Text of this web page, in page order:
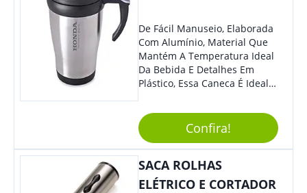
De Fácil Manuseio, Elaborada
Com Alumínio, Material Que
Mantém A Temperatura Ideal
Da Bebida E Detalhes Em
Plástico, Essa Caneca É Ideal
Estilo E Surpreender À Todos.
Versátil, O Brinde Se Adequa
À Feiras, Eventos E Até Mesmo
Datas Especiais.
Confira!
SACA ROLHAS
ELÉTRICO E CORTADOR